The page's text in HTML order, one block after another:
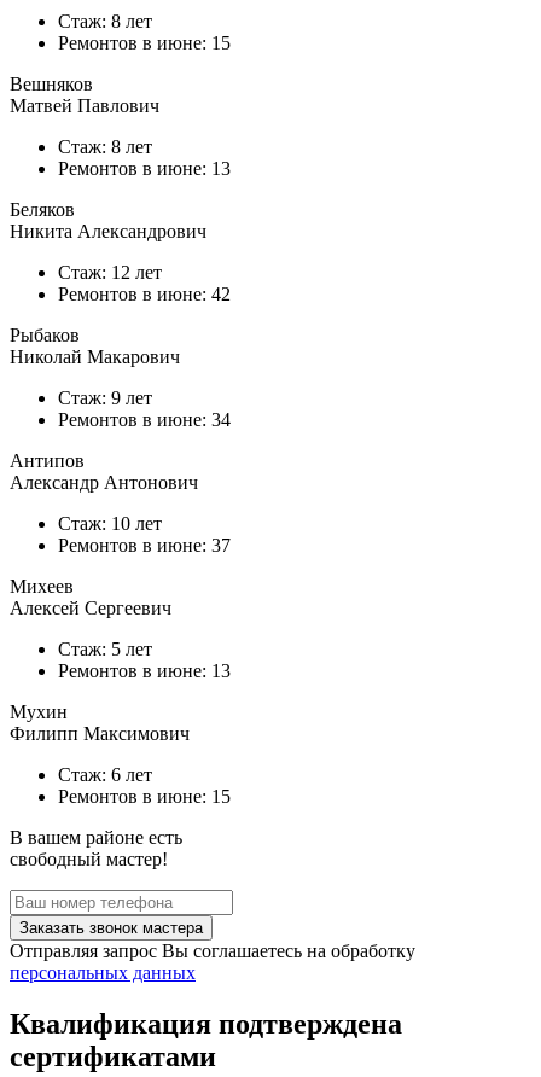
Стаж: 8 лет
Ремонтов в июне: 15
Вешняков
Матвей Павлович
Стаж: 8 лет
Ремонтов в июне: 13
Беляков
Никита Александрович
Стаж: 12 лет
Ремонтов в июне: 42
Рыбаков
Николай Макарович
Стаж: 9 лет
Ремонтов в июне: 34
Антипов
Александр Антонович
Стаж: 10 лет
Ремонтов в июне: 37
Михеев
Алексей Сергеевич
Стаж: 5 лет
Ремонтов в июне: 13
Мухин
Филипп Максимович
Стаж: 6 лет
Ремонтов в июне: 15
В вашем районе есть
свободный мастер!
Заказать звонок мастера
Отправляя запрос Вы соглашаетесь на обработку
персональных данных
Квалификация подтверждена
сертификатами